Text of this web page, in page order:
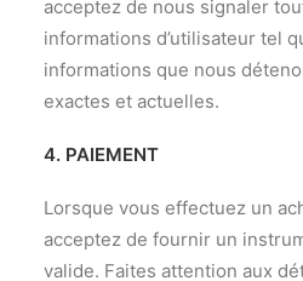
acceptez de nous signaler
informations d’utilisateur tel
informations que nous
exactes et actuelles.
4. PAIEMENT
Lorsque vous effectuez un
acceptez de fournir un
valide. Faites attention aux